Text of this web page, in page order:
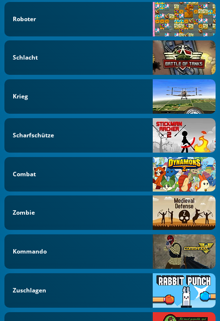
Roboter
Schlacht
Krieg
Scharfschütze
Combat
Zombie
Kommando
Zuschlagen